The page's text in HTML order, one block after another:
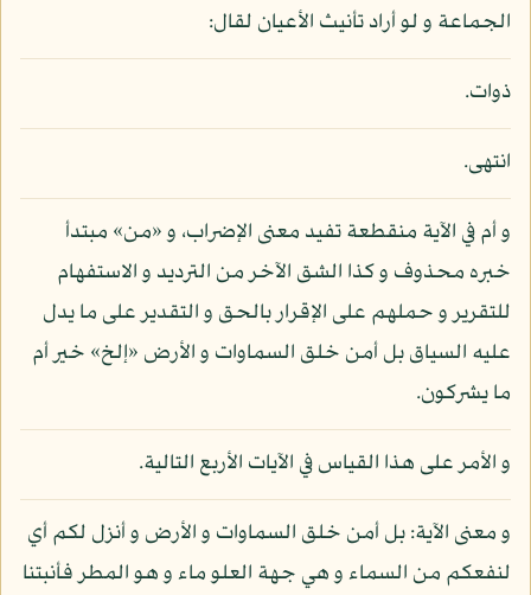
الجماعة و لو أراد تأنيث الأعيان لقال:
ذوات.
انتهى.
و أم في الآية منقطعة تفيد معنى الإضراب، و «من» مبتدأ
خبره محذوف و كذا الشق الآخر من الترديد و الاستفهام
للتقرير و حملهم على الإقرار بالحق و التقدير على ما يدل
عليه السياق بل أمن خلق السماوات و الأرض «إلخ» خير أم
ما يشركون.
و الأمر على هذا القياس في الآيات الأربع التالية.
و معنى الآية: بل أمن خلق السماوات و الأرض و أنزل لكم أي
لنفعكم من السماء و هي جهة العلو ماء و هو المطر فأنبتنا